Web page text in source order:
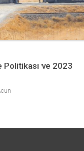
Türkiye’nin
Kutluhan Görücü